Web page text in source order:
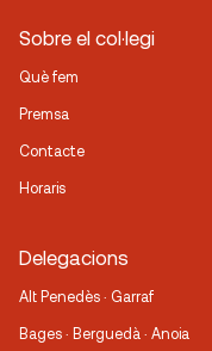
Sobre el col·legi
Què fem
Premsa
Contacte
Horaris
Delegacions
Alt Penedès · Garraf
Bages · Berguedà · Anoia